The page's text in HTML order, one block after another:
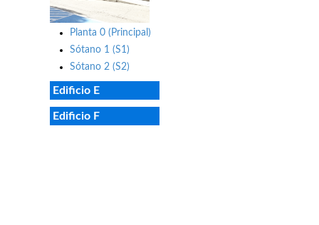
Planta 0 (Principal)
Sótano 1 (S1)
Sótano 2 (S2)
Edificio E
Edificio F